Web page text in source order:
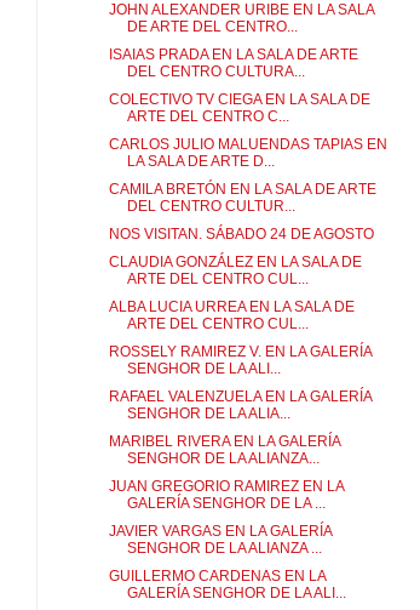
JOHN ALEXANDER URIBE EN LA SALA
DE ARTE DEL CENTRO...
ISAIAS PRADA EN LA SALA DE ARTE
DEL CENTRO CULTURA...
COLECTIVO TV CIEGA EN LA SALA DE
ARTE DEL CENTRO C...
CARLOS JULIO MALUENDAS TAPIAS EN
LA SALA DE ARTE D...
CAMILA BRETÓN EN LA SALA DE ARTE
DEL CENTRO CULTUR...
NOS VISITAN. SÁBADO 24 DE AGOSTO
CLAUDIA GONZÁLEZ EN LA SALA DE
ARTE DEL CENTRO CUL...
ALBA LUCIA URREA EN LA SALA DE
ARTE DEL CENTRO CUL...
ROSSELY RAMIREZ V. EN LA GALERÍA
SENGHOR DE LA ALI...
RAFAEL VALENZUELA EN LA GALERÍA
SENGHOR DE LA ALIA...
MARIBEL RIVERA EN LA GALERÍA
SENGHOR DE LA ALIANZA...
JUAN GREGORIO RAMIREZ EN LA
GALERÍA SENGHOR DE LA ...
JAVIER VARGAS EN LA GALERÍA
SENGHOR DE LA ALIANZA ...
GUILLERMO CARDENAS EN LA
GALERÍA SENGHOR DE LA ALI...